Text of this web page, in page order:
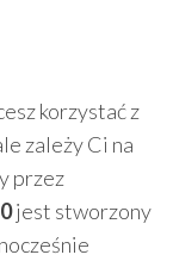
korzystać z
zależy Ci na
przez
jest stworzony